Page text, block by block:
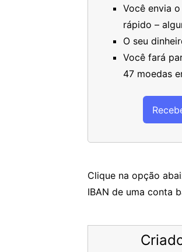
Você envia
rápido –
O seu
Você fará
47 moedas
Clique na opção
IBAN de uma conta